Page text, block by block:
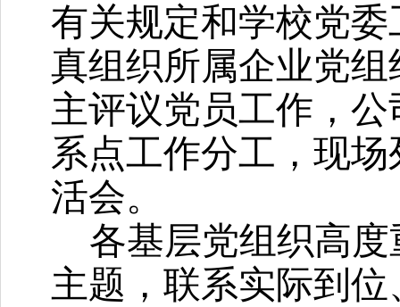
有关规定和学校党
真组织所属企业党组
主评议党员工作，
系点工作分工，现
活会。
各基层党组织高
主题，联系实际到